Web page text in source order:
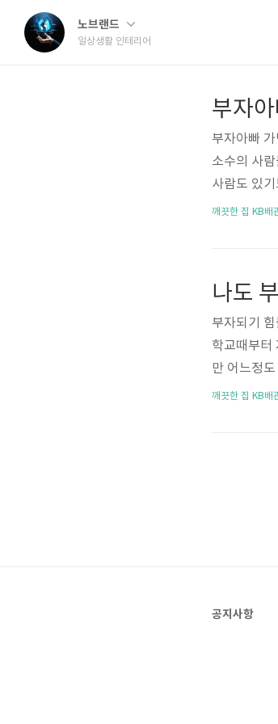
노브랜드
일상생활 인테리어
부자
부자아빠
소수의 사
사람도 있
라 생각합
야 되겠죠.
깨끗한 집 KB배
나도
부자되기
학교때부터
만 어느정
요할까요?
던 돈도 지
깨끗한 집 KB배
공지사항